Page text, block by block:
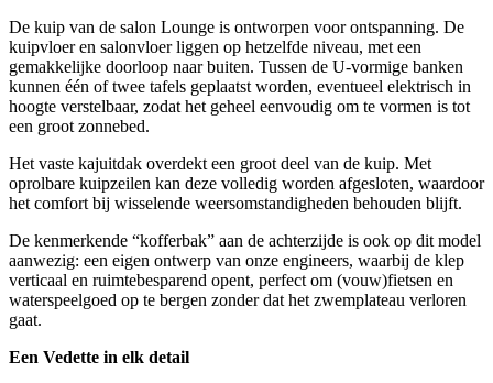
De kuip van de salon Lounge is ontworpen voor ontspanning. De
kuipvloer en salonvloer liggen op hetzelfde niveau, met een
gemakkelijke doorloop naar buiten. Tussen de U-vormige banken
kunnen één of twee tafels geplaatst worden, eventueel elektrisch in
hoogte verstelbaar, zodat het geheel eenvoudig om te vormen is tot
een groot zonnebed.
Het vaste kajuitdak overdekt een groot deel van de kuip. Met
oprolbare kuipzeilen kan deze volledig worden afgesloten, waardoor
het comfort bij wisselende weersomstandigheden behouden blijft.
De kenmerkende “kofferbak” aan de achterzijde is ook op dit model
aanwezig: een eigen ontwerp van onze engineers, waarbij de klep
verticaal en ruimtebesparend opent, perfect om (vouw)fietsen en
waterspeelgoed op te bergen zonder dat het zwemplateau verloren
gaat.
Een Vedette in elk detail